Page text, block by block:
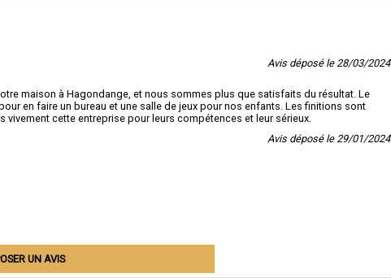
Avis déposé le 28/03/2024
maison à Hagondange, et nous sommes plus que satisfaits du résultat. Le
en faire un bureau et une salle de jeux pour nos enfants. Les finitions sont
cette entreprise pour leurs compétences et leur sérieux.
Avis déposé le 29/01/2024
UN AVIS